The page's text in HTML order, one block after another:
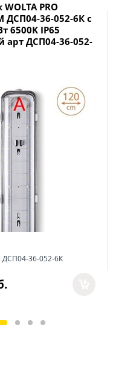
PRO
ДСП04-36-052-6К с
6500K IP65
арт ДСП04-36-052-
ДСП04-36-052-6К